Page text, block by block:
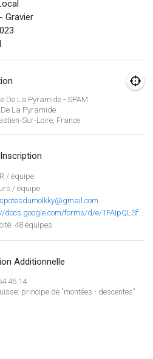
Gravier
De La Pyramide - SPAM
La Pyramide
Sur-Loire, France
/ équipe
/ équipe
48 équipes
Additionnelle
45 14
principe de "montées - descentes"
2023
2023
2023| France
2023|Finlande
de la CASAS
2023|France